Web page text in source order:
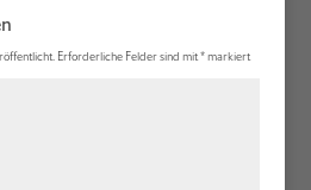
Erforderliche Felder sind mit*markiert